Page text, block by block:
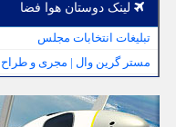
لینک دوستان هوا فضا
تبلیغات انتخابات مجلس
مستر گرین وال | مجری و طراح